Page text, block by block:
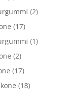
(2)
(17)
(1)
(2)
(17)
(18)